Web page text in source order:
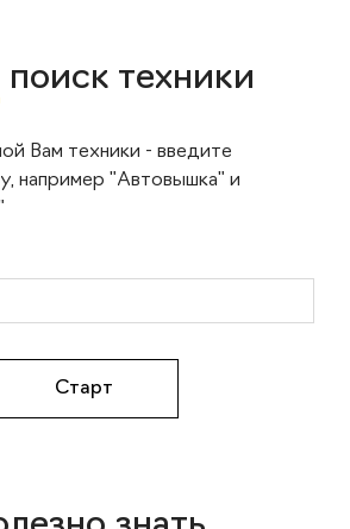
поиск техники
Вам техники - введите
например "Автовышка" и